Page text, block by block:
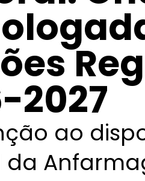
2027
ao
da